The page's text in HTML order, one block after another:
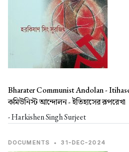
Bharater Communist Andolan -
কমিউনিস্ট আন্দোলন - ইতিহাসের রূপরেখা
- Harkishen Singh Surjeet
DOCUMENTS • 31-DEC-2024